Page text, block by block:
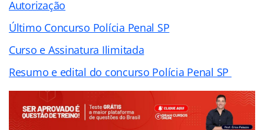
Autorização
Último Concurso Polícia Penal SP
Curso e Assinatura Ilimitada
Resumo e edital do concurso Polícia Penal SP